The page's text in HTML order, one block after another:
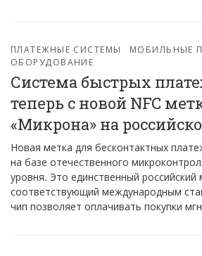
ПЛАТЕЖНЫЕ СИСТЕМЫ
МОБИЛЬНЫЕ
ОБОРУДОВАНИЕ
Система быстрых
теперь с новой NFC
«Микрона» на
Новая метка для бесконтактных
на базе отечественного
уровня. Это единственный российский
соответствующий международным
чип позволяет оплачивать покупки